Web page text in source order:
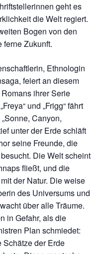
geht es
die Welt regiert.
Bogen von den
ferne Zukunft.
Ethnologin
feiert an diesem
ihrer Serie
und „Frigg“ fährt
Canyon,
unter der Erde schläft
seine Freunde, die
Die Welt scheint
fließt, und die
der Natur. Die weise
des Universums und
über alle Träume.
in Gefahr, als die
Plan schmiedet:
der Erde